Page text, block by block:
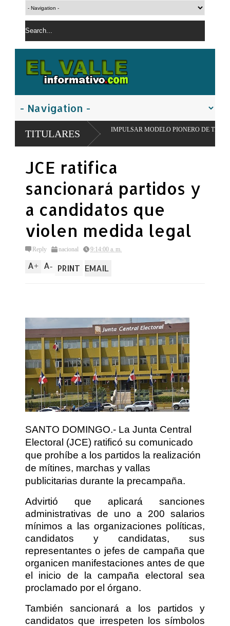
TITULARES
JUAN PARA IMPULSAR MODELO PIONERO DE TRANSFORMACIÓN
JCE ratifica
sancionará partidos y
a candidatos que
violen medida legal
Reply nacional 9:14:00 a. m.
A+ A- PRINT EMAIL
SANTO DOMINGO.- La Junta Central
Electoral (JCE) ratificó su comunicado
que prohíbe a los partidos la realización
de mítines, marchas y vallas
publicitarias durante la precampaña.
Advirtió que aplicará sanciones
administrativas de uno a 200 salarios
mínimos a las organizaciones políticas,
candidatos y candidatas, sus
representantes o jefes de campaña que
organicen manifestaciones antes de que
el inicio de la campaña electoral sea
proclamado por el órgano.
También sancionará a los partidos y
candidatos que irrespeten los símbolos